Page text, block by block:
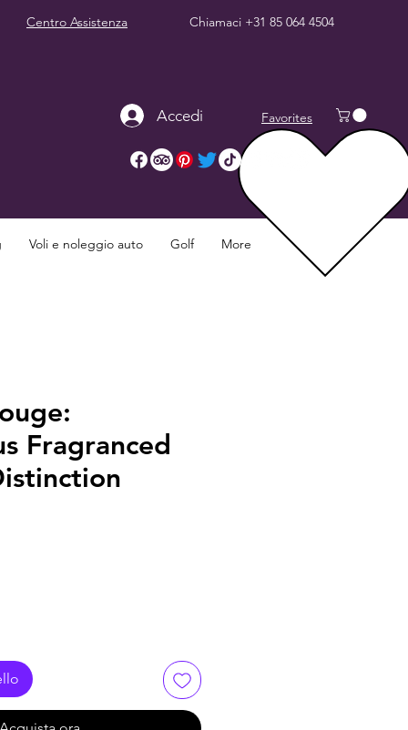
Centro Assistenza Chiamaci +31 85 064 4504
Accedi Favorites
Voli e noleggio auto Golf More
Fragranced